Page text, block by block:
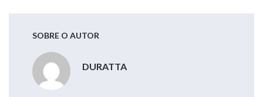
SOBRE O AUTOR
DURATTA